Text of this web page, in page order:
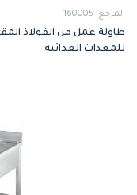
المرجع: 160005
للمعدات الغذائية